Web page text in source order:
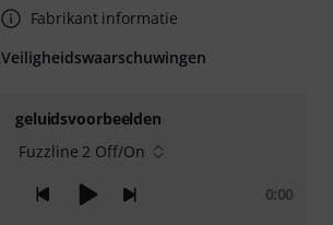
geluidsvoorbeelden
Fuzzline 2 Off/On
0:00
Fabrikant informatie
Veiligheidswaarschuwingen